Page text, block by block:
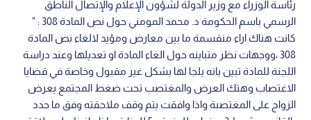
رئاسة الوزراء مع وزير الدولة لشؤون الإعلام والإتصال الناطق
الرسمي باسم الحكومة د. محمد المومني حول نص المادة 308 : "
كانت هناك اراء منقسمة ما بين معارض ومؤيد لالغاء نص المادة
308 ،ووجهات نظر متباينه حول الغاء المادة او تعديلها وعند دراسة
اللجنة للمادة تبين بانه يلجا لها بشكل غير مقبول وخاصة في قضايا
الاغتصاب وهتك العرض والمغتصب تحت ضغط المجتمع يعرض
الزواج على المغتصبة واذا وافقت يتم وقف ملاحقته وفق ما حدد